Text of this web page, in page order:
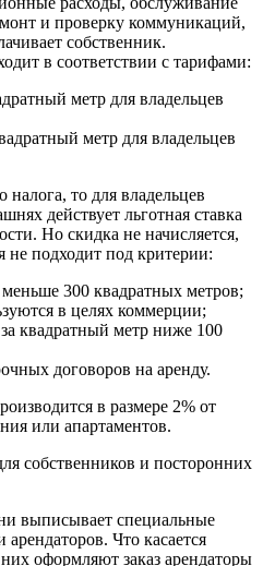
и проверку коммуникаций,
собственник.
в соответствии с тарифами:
метр для владельцев
метр для владельцев
налога, то для владельцев
действует льготная ставка
Но скидка не начисляется,
не подходит под критерии:
300 квадратных метров;
в целях коммерции;
за квадратный метр ниже 100
договоров на аренду.
в размере 2% от
или апартаментов.
собственников и посторонних
выписывает специальные
Что касается
оформляют заказ арендаторы